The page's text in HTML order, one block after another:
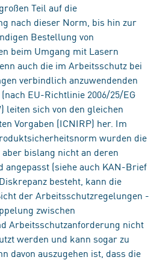
Teil auf die
nach dieser Norm, bis hin zur
Bestellung von
beim Umgang mit Lasern
auch die im Arbeitsschutz bei
verbindlich anzuwendenden
EU-Richtlinie 2006/25/EG
leiten sich von den gleichen
Vorgaben (ICNIRP) her. Im
wurden die
bislang nicht an deren
angepasst (siehe auch KAN-Brief
besteht, kann die
der Arbeitsschutzregelungen -
zwischen
Arbeitsschutzanforderung nicht
werden und kann sogar zu
davon auszugehen ist, dass die